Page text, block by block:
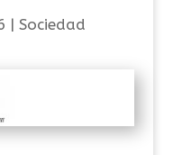
| Sociedad